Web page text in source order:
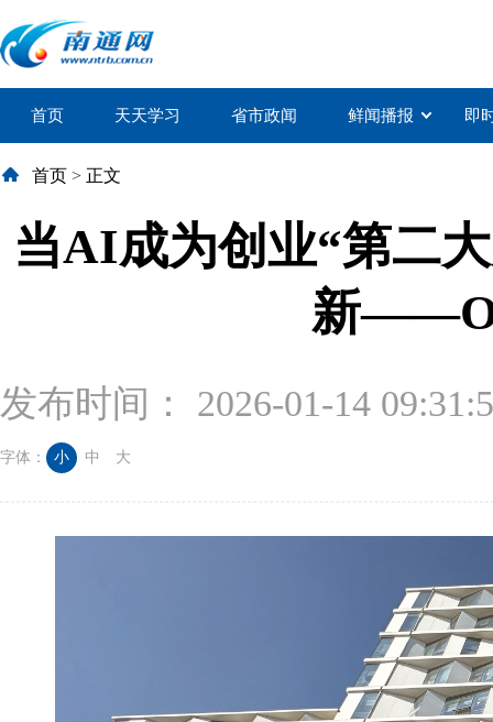
首页 天天学习 省市政闻 鲜闻播报 即
首页 > 正文
当AI成为创业“第二
新
发布时间： 2026-01-14
字体： 小 中 大